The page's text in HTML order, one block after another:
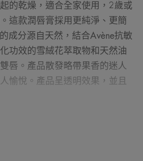
的乾燥，適合全家使用，2歲或
這款潤唇膏採用更純淨、更簡
成分源自天然，結合Avène抗敏
功效的雪絨花萃取物和天然油
唇。產品散發略帶果香的迷人
愉悅。產品呈透明效果，並且